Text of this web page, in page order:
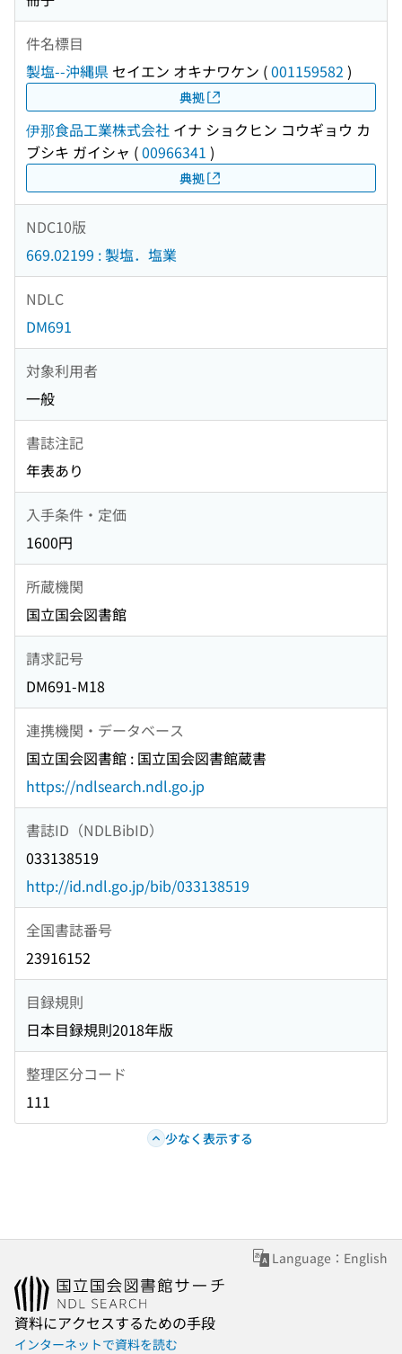
件名標目
製塩--沖縄県 セイエン オキナワケン (001159582 )
典拠
伊那食品工業株式会社 イナ ショクヒン コウギョウ カ
ブシキ ガイシャ (00966341 )
典拠
NDC10版
669.02199 : 製塩．塩業
NDLC
DM691
対象利用者
一般
書誌注記
年表あり
入手条件・定価
1600円
所蔵機関
国立国会図書館
請求記号
DM691-M18
連携機関・データベース
国立国会図書館 : 国立国会図書館蔵書
https://ndlsearch.ndl.go.jp
書誌ID（NDLBibID）
033138519
http://id.ndl.go.jp/bib/033138519
全国書誌番号
23916152
目録規則
日本目録規則2018年版
整理区分コード
111
少なく表示する
Language：English
資料にアクセスするための手段
インターネットで資料を読む